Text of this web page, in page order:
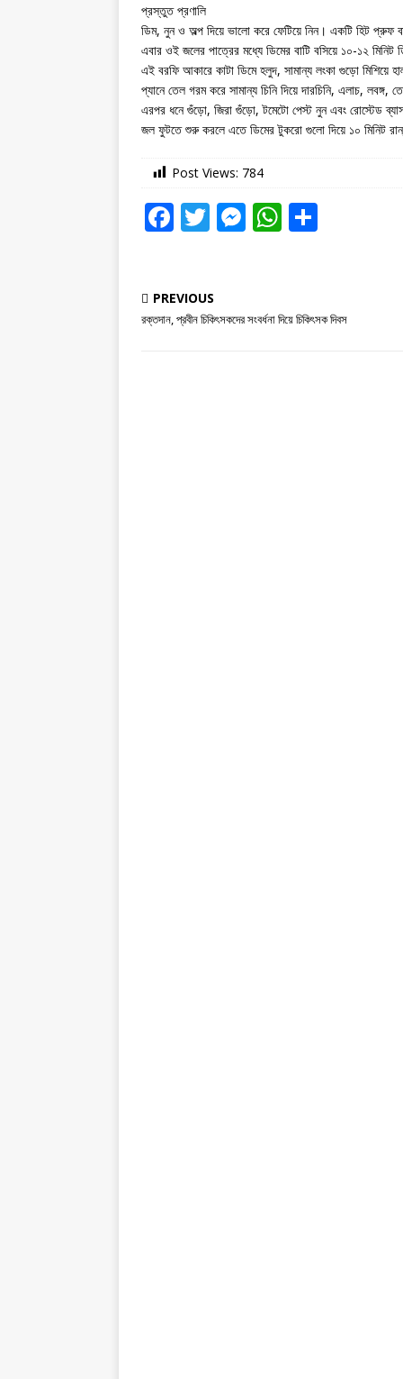
প্রস্তুত প্রণালি
ডিম, নুন ও অল্প দিয়ে ভালো করে ফেটিয়ে নিন। একটি হিট প্রুফ
এবার ওই জলের পাত্রের মধ্যে ডিমের বাটি বসিয়ে ১০-১২
এই বরফি আকারে কাটা ডিমে হলুদ, সামান্য লংকা গুড়ো মিশিয়ে
প্যানে তেল গরম করে সামান্য চিনি দিয়ে দারচিনি, এলাচ,
এরপর ধনে গুঁড়ো, জিরা গুঁড়ো, টমেটো পেস্ট নুন এবং রোস্টেড
জল ফুটতে শুরু করলে এতে ডিমের টুকরো গুলো দিয়ে ১০ মিনিট
Post Views: 784
F
e
b
T
te
r
M
n
W
A
e
PREVIOUS
রক্তদান, প্রবীন চিকিৎসকদের সংবর্ধনা দিয়ে চিকিৎসক দিবস